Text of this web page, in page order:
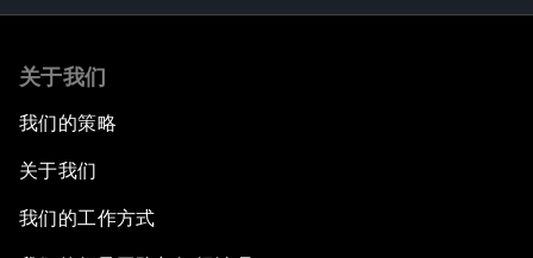
关于我们
我们的策略
关于我们
我们的工作方式